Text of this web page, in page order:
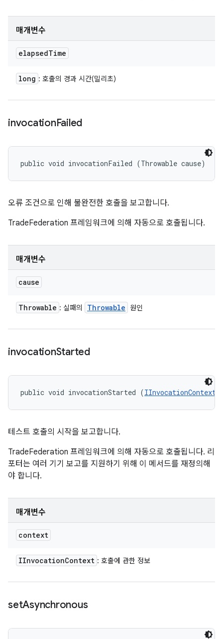
매개변수
elapsedTime
long : 호출의 경과 시간(밀리초)
invocationFailed
public void invocationFailed (Throwable cause)
오류 조건으로 인해 불완전한 호출을 보고합니다.
TradeFederation 프레임워크에 의해 자동으로 호출됩니다.
매개변수
cause
Throwable : 실패의 Throwable 원인
invocationStarted
public void invocationStarted (IInvocationContext
테스트 호출의 시작을 보고합니다.
TradeFederation 프레임워크에 의해 자동으로 호출됩니다. 리
포터는 여러 기기 보고를 지원하기 위해 이 메서드를 재정의해
야 합니다.
매개변수
context
IInvocationContext : 호출에 관한 정보
setAsynchronous